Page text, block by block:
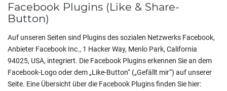
Facebook Plugins (Like & Share-
Button)
Auf unseren Seiten sind Plugins des sozialen Netzwerks Facebook,
Anbieter Facebook Inc., 1 Hacker Way, Menlo Park, California
94025, USA, integriert. Die Facebook Plugins erkennen Sie an dem
Facebook-Logo oder dem „Like-Button“ („Gefällt mir“) auf unserer
Seite. Eine Übersicht über die Facebook Plugins finden Sie hier: